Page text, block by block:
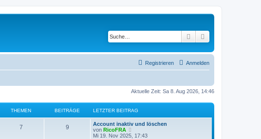
Suche
Anmelden
Registrieren
Aktuelle Zeit: Sa 8. Aug 2026, 14:46
THEMEN BEITRÄGE LETZTER BEITRAG
7 9
Account inaktiv und löschen
von RicoFRA
e
Mi 19. Nov 2025, 17:43